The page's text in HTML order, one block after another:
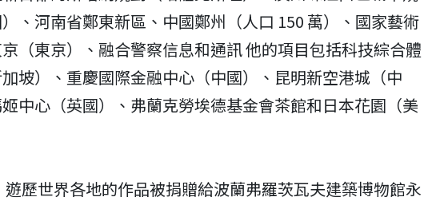
、河南省鄭東新區、中國鄭州（人口 150 萬）、國家藝術
（東京）、融合警察信息和通訊 他的項目包括科技綜合體
坡）、重慶國際金融中心（中國）、昆明新空港城（中
中心（英國）、弗蘭克勞埃德基金會茶館和日本花園（美
遊歷世界各地的作品被捐贈給波蘭弗羅茨瓦夫建築博物館永